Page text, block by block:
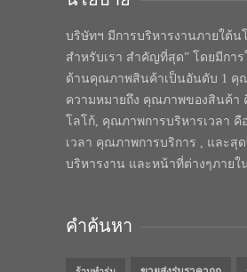
บริษัทฯ มีการบริหารงานภายใต้น
สำหรับเรา สำคัญที่สุด” โดยมีกา
ด้านคุณภาพสินค้าเป็นอันดับ 1 คุ
ความหมายถึง คุณภาพของสินค้า
โลโก้, คุณภาพการบริหารเวลา คื
เวลา คุณภาพการบริการ , และสุ
บริหารงาน และหน้าที่ต่างๆภายใ
คำค้นหา